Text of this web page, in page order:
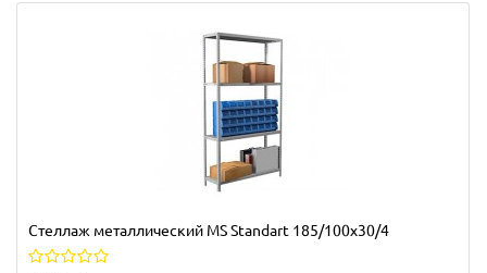
Стеллаж металлический MS Standart 185/100x30/4